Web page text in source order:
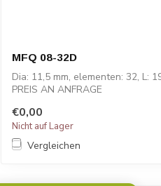
MFQ 08-32D
Dia: 11,5 mm, elementen: 32, L:
PREIS AN ANFRAGE
€0,00
Nicht auf Lager
Vergleichen